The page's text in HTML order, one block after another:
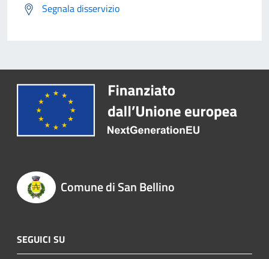
Segnala disservizio
Comune di San Bellino
SEGUICI SU